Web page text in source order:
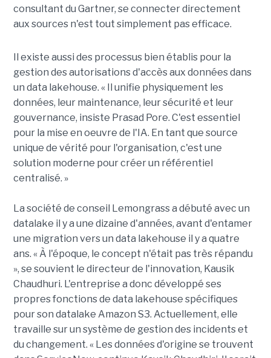
consultant du Gartner, se connecter directement
aux sources n'est tout simplement pas efficace.
Il existe aussi des processus bien établis pour la
gestion des autorisations d'accès aux données dans
un data lakehouse. « Il unifie physiquement les
données, leur maintenance, leur sécurité et leur
gouvernance, insiste Prasad Pore. C'est essentiel
pour la mise en oeuvre de l'IA. En tant que source
unique de vérité pour l'organisation, c'est une
solution moderne pour créer un référentiel
centralisé. »
La société de conseil Lemongrass a débuté avec un
datalake il y a une dizaine d'années, avant d'entamer
une migration vers un data lakehouse il y a quatre
ans. « À l'époque, le concept n'était pas très répandu
», se souvient le directeur de l'innovation, Kausik
Chaudhuri. L'entreprise a donc développé ses
propres fonctions de data lakehouse spécifiques
pour son datalake Amazon S3. Actuellement, elle
travaille sur un système de gestion des incidents et
du changement. « Les données d'origine se trouvent